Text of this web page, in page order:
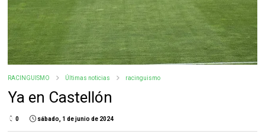
RACINGUISMO Últimas noticias racinguismo
Ya en Castellón
0 sábado, 1 de junio de 2024